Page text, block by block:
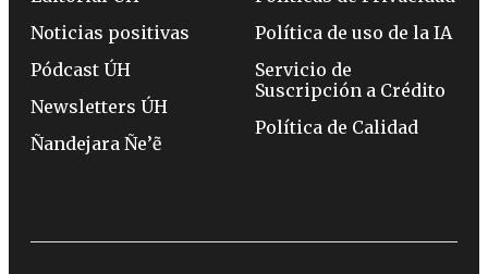
Noticias positivas
Pódcast ÚH
Newsletters ÚH
Ñandejara Ñe’ẽ
Política de uso de la IA
Servicio de
Suscripción a Crédito
Política de Calidad